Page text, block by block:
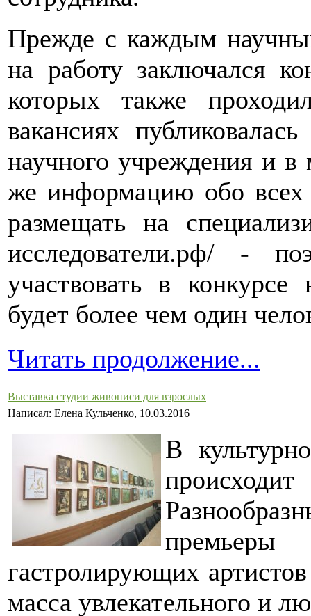
Прежде с каждым
на работу заключался
которых также
вакансиях
научного учреждения и в
же информацию обо всех
размещать на
исследователи.рф/ -
участвовать в
будет более чем один
Читать продолжение...
Выставка студии живописи для взрослых
Написал: Елена Кульченко, 10.03.2016
В
премьеры
гастролирующих
масса увлекательного и